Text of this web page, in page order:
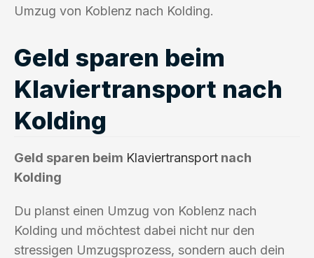
Umzug von Koblenz nach Kolding.
Geld sparen beim
Klaviertransport nach
Kolding
Geld sparen beim Klaviertransport nach
Kolding
Du planst einen Umzug von Koblenz nach
Kolding und möchtest dabei nicht nur den
stressigen Umzugsprozess, sondern auch dein